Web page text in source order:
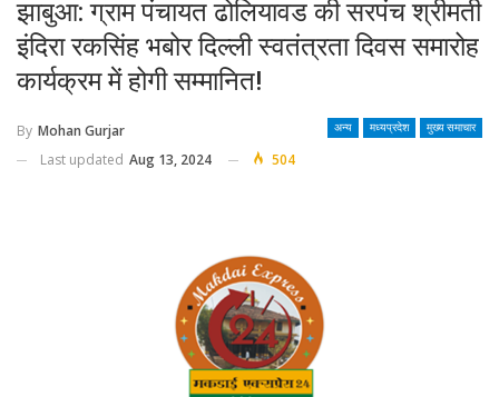
झाबुआ: ग्राम पंचायत ढोलियावड की सरपंच श्रीमती
इंदिरा रकसिंह भबोर दिल्ली स्वतंत्रता दिवस समारोह
कार्यक्रम में होगी सम्मानित!
अन्य मध्यप्रदेश मुख्य समाचार
By Mohan Gurjar
Last updated Aug 13, 2024 504